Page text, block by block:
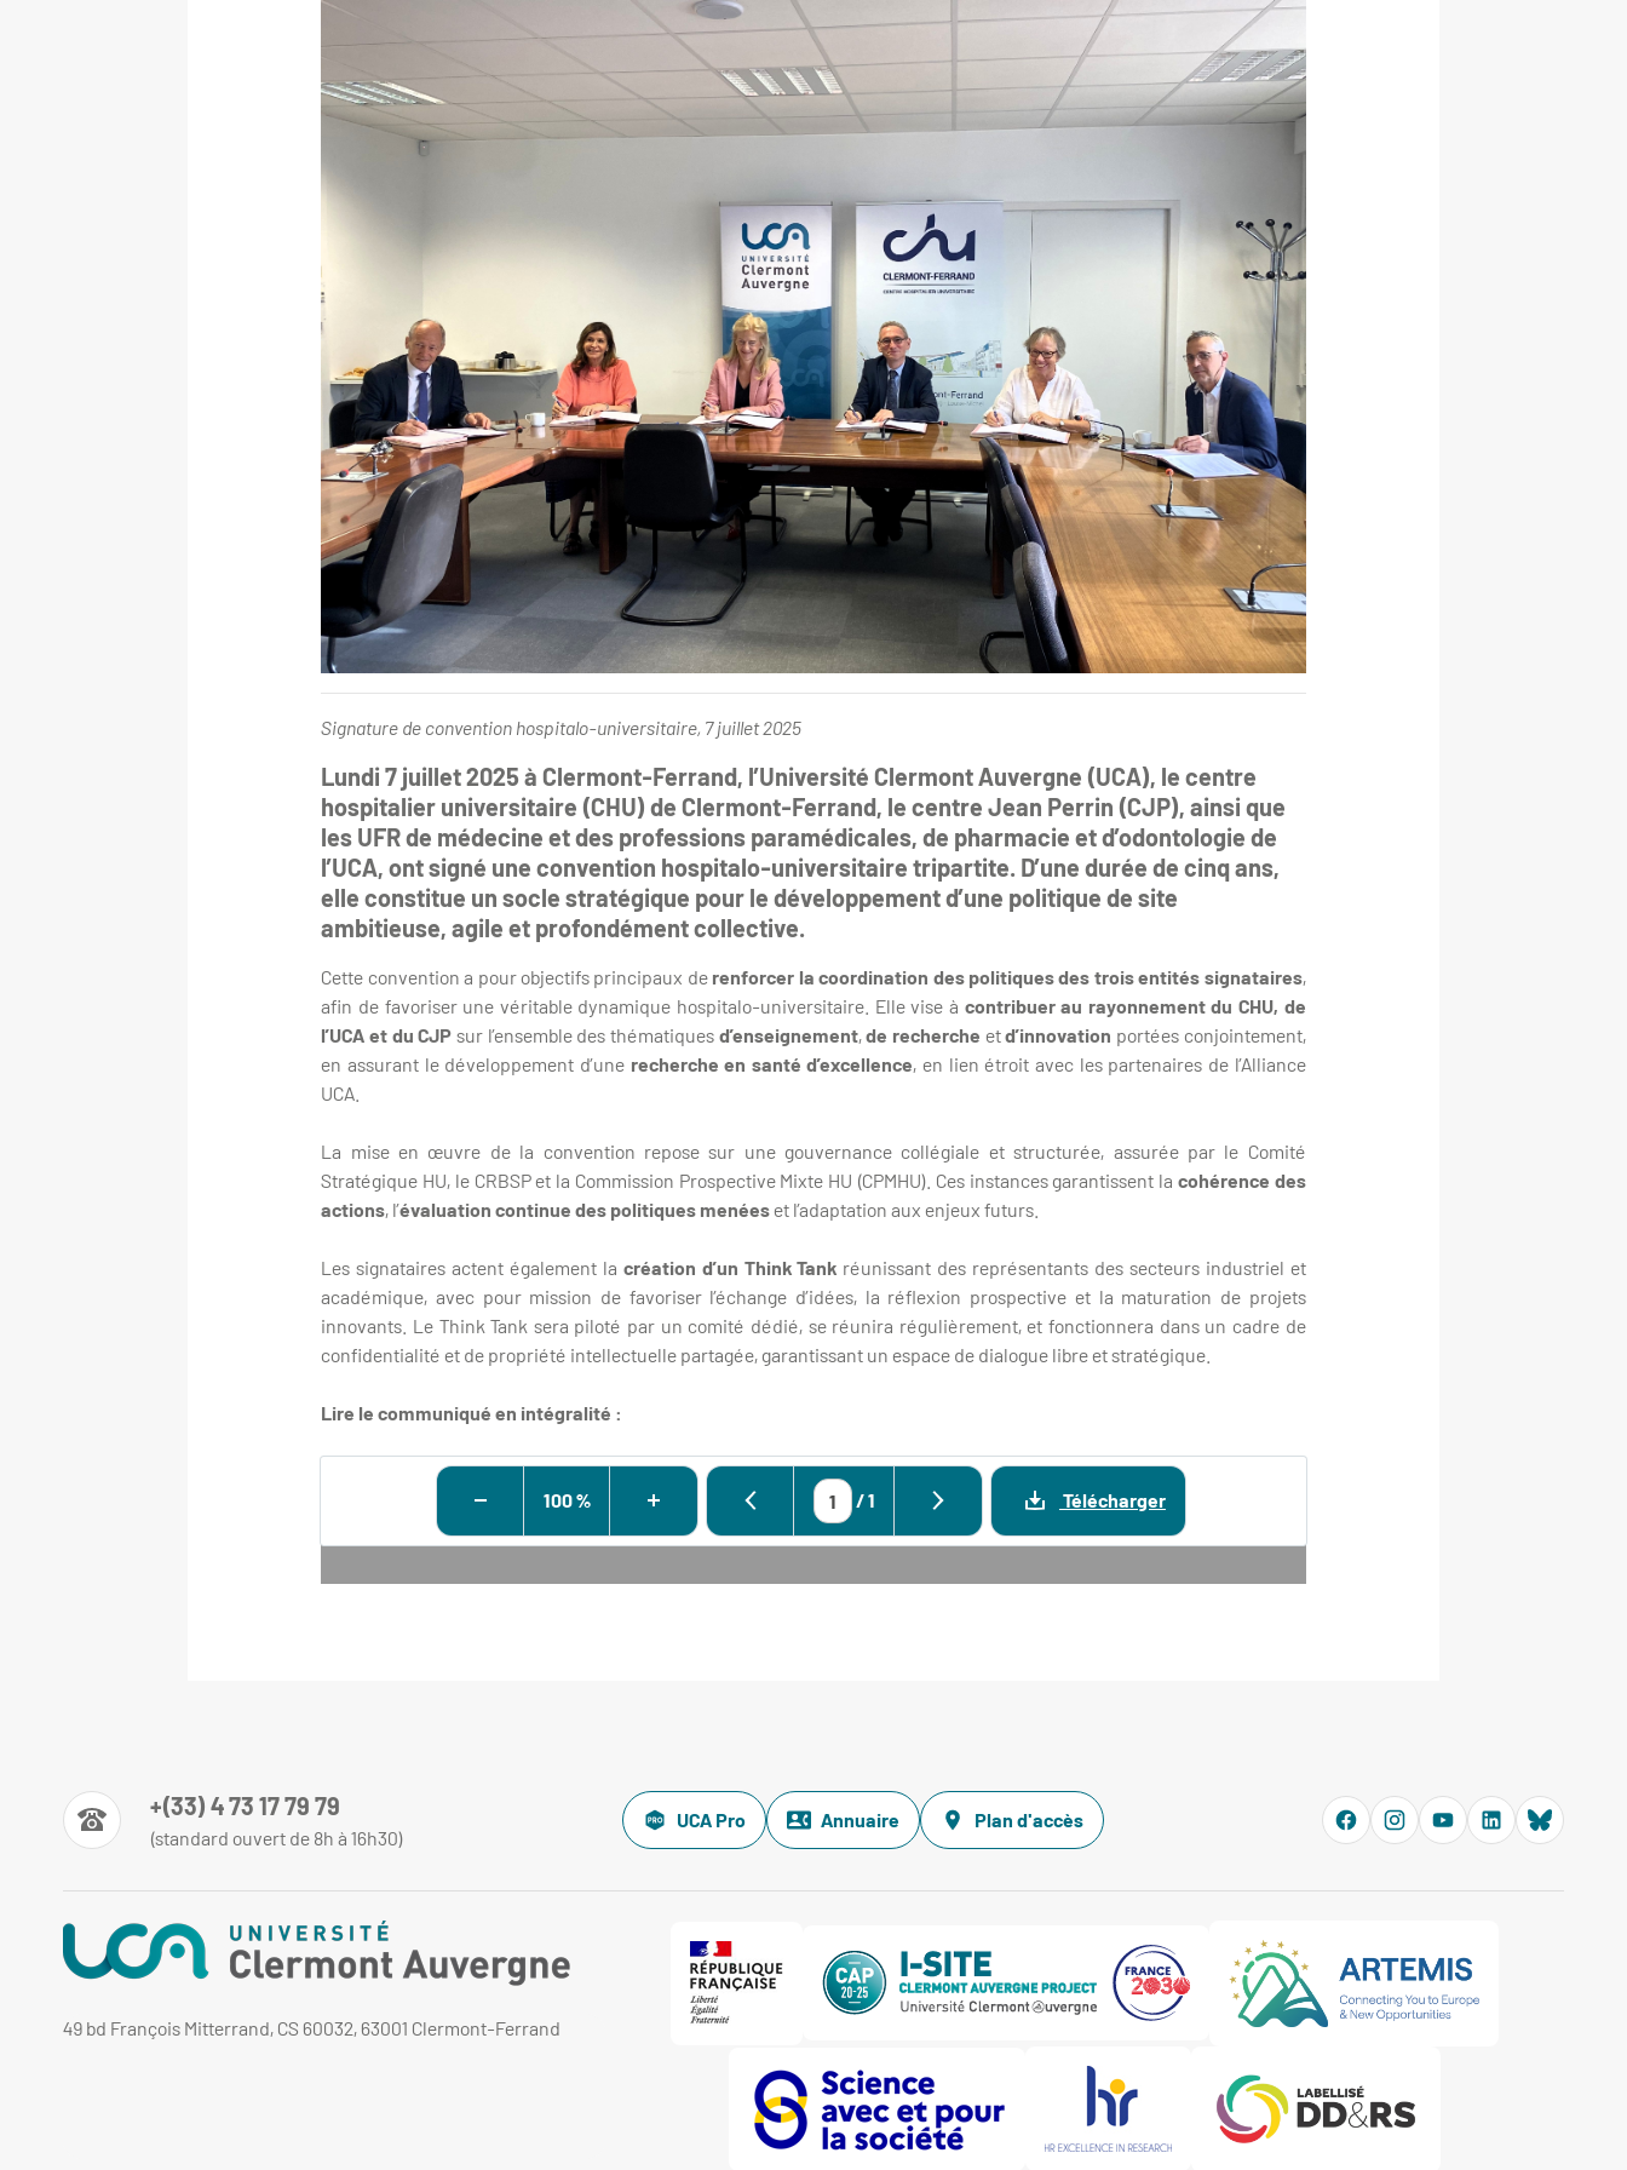
Signature de convention hospitalo-universitaire, 7 juillet 2025
Lundi 7 juillet 2025 à Clermont-Ferrand, l’Université Clermont Auvergne (UCA), le centre
hospitalier universitaire (CHU) de Clermont-Ferrand, le centre Jean Perrin (CJP), ainsi que
les UFR de médecine et des professions paramédicales, de pharmacie et d’odontologie de
l’UCA, ont signé une convention hospitalo-universitaire tripartite. D’une durée de cinq ans,
elle constitue un socle stratégique pour le développement d’une politique de site
ambitieuse, agile et profondément collective.
Cette convention a pour objectifs principaux de renforcer la coordination des politiques des trois entités signataires,
afin de favoriser une véritable dynamique hospitalo-universitaire. Elle vise à contribuer au rayonnement du CHU, de
l’UCA et du CJP sur l’ensemble des thématiques d’enseignement,de recherche etd’innovation portées conjointement,
en assurant le développement d’une recherche en santé d’excellence, en lien étroit avec les partenaires de l’Alliance
UCA.
La mise en œuvre de la convention repose sur une gouvernance collégiale et structurée, assurée par le Comité
Stratégique HU, le CRBSP et la Commission Prospective Mixte HU (CPMHU). Ces instances garantissent la cohérence des
actions, l’évaluation continue des politiques menéeset l’adaptation aux enjeux futurs.
Les signataires actent également la création d’un Think Tank réunissant des représentants des secteurs industriel et
académique, avec pour mission de favoriser l’échange d’idées, la réflexion prospective et la maturation de projets
innovants. Le Think Tank sera piloté par un comité dédié, se réunira régulièrement, et fonctionnera dans un cadre de
confidentialité et de propriété intellectuelle partagée, garantissant un espace de dialogue libre et stratégique.
Lire le communiqué en intégralité :
100 % /1 Télécharger
+(33) 4 73 17 79 79
(standard ouvert de 8h à 16h30)
UCA Pro Annuaire Plan d'accès
49 bd François Mitterrand, CS 60032, 63001 Clermont-Ferrand